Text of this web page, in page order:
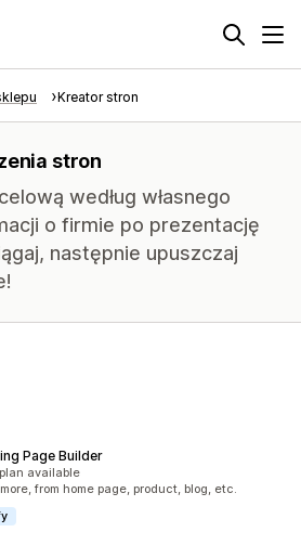
Kreator stron
stron
według własnego
o firmie po prezentację
następnie upuszczaj
Page Builder
3357
available
from home page, product, blog, etc.